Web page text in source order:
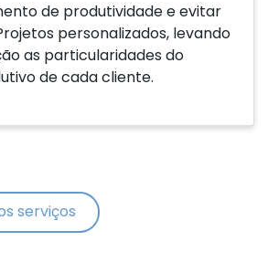
de produtividade e evitar
personalizados, levando
as particularidades do
de cada cliente.
serviços